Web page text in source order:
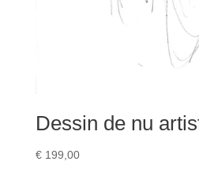
Dessin de nu
€199,00